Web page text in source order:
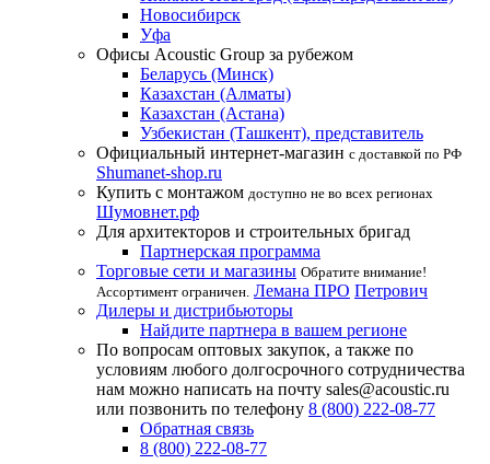
Новосибирск
Уфа
Офисы Acoustic Group за рубежом
Беларусь (Минск)
Казахстан (Алматы)
Казахстан (Астана)
Узбекистан (Ташкент), представитель
Официальный интернет-магазин с доставкой по РФ
Shumanet-shop.ru
Купить с монтажом доступно не во всех регионах
Шумовнет.рф
Для архитекторов и строительных бригад
Партнерская программа
Торговые сети и магазины Обратите внимание!
Ассортимент ограничен. Лемана ПРО Петрович
Дилеры и дистрибьюторы
Найдите партнера в вашем регионе
По вопросам оптовых закупок, а также по
условиям любого долгосрочного сотрудничества
нам можно написать на почту sales@acoustic.ru
или позвонить по телефону 8 (800) 222-08-77
Обратная связь
8 (800) 222-08-77